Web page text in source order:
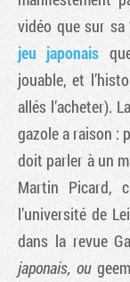
vidéo que sur sa
jeu japonais
jouable, et
allés l’acheter).
gazole a raison :
doit parler à un
Martin Picard,
l’université de
dans la revue
japonais, ou